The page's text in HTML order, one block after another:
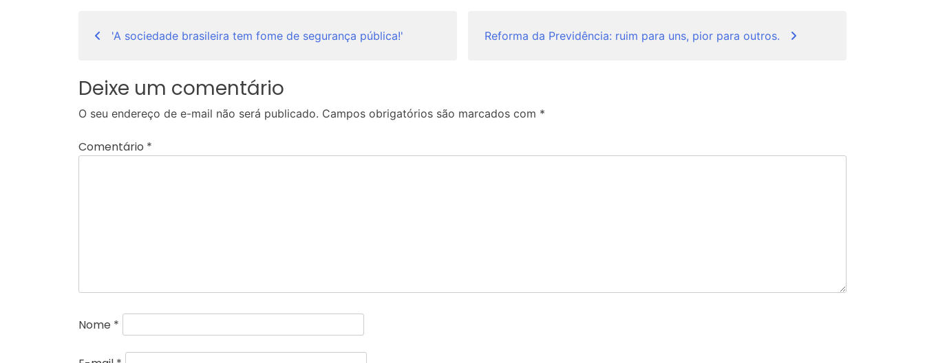
Navegação
de
Post
'A sociedade brasileira tem fome de segurança pública!' Reforma da Previdência: ruim para uns, pior para outros.
Deixe um comentário
O seu endereço de e-mail não será publicado. Campos obrigatórios são marcados com *
Comentário *
Nome *